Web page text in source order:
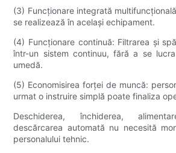
(3) Funcționare integrată
se realizează în același echipament.
(4) Funcționare continuă: Filtrarea și
într-un sistem continuu, fără a se
umedă.
(5) Economisirea forței de muncă:
urmat o instruire simplă poate finaliza
Deschiderea, închiderea,
descărcarea automată nu necesită
personalului tehnic.